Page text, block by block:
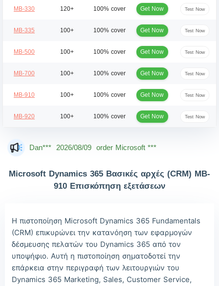
MB-330 120+ 100% cover Get Now Test Now
MB-335 100+ 100% cover Get Now Test Now
MB-500 100+ 100% cover Get Now Test Now
MB-700 100+ 100% cover Get Now Test Now
MB-910 100+ 100% cover Get Now Test Now
MB-920 100+ 100% cover Get Now Test Now
Dan*** 2026/08/09 order Microsoft ***
2026/08/09 order Microsoft ***
Lia*** 2026/08/09 order Microsoft ***
Wil*** 2026/08/09 order Microsoft ***
Luc*** 2026/08/09 order Microsoft ***
Microsoft Dynamics 365 Βασικές αρχές (CRM) MB-
910 Επισκόπηση εξετάσεων
Η πιστοποίηση Microsoft Dynamics 365 Fundamentals
(CRM) επικυρώνει την κατανόηση των εφαρμογών
δέσμευσης πελατών του Dynamics 365 από τον
υποψήφιο. Αυτή η πιστοποίηση σηματοδοτεί την
επάρκεια στην περιγραφή των λειτουργιών του
Dynamics 365 Marketing, Sales, Customer Service,